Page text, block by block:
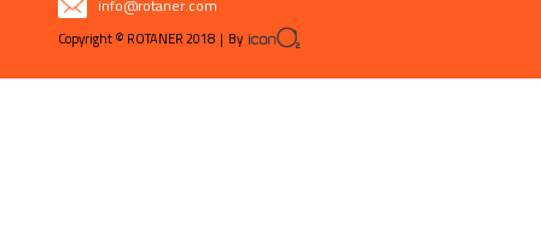
Copyright © ROTANER 2018 | By